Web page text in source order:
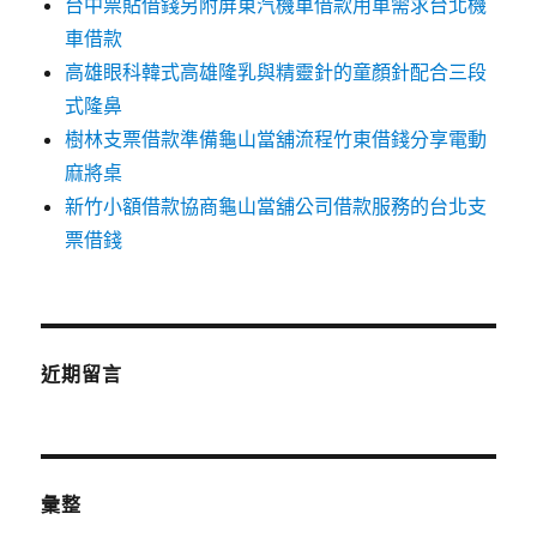
台中票貼借錢另附屏東汽機車借款用車需求台北機
車借款
高雄眼科韓式高雄隆乳與精靈針的童顏針配合三段
式隆鼻
樹林支票借款準備龜山當舖流程竹東借錢分享電動
麻將桌
新竹小額借款協商龜山當舖公司借款服務的台北支
票借錢
近期留言
彙整